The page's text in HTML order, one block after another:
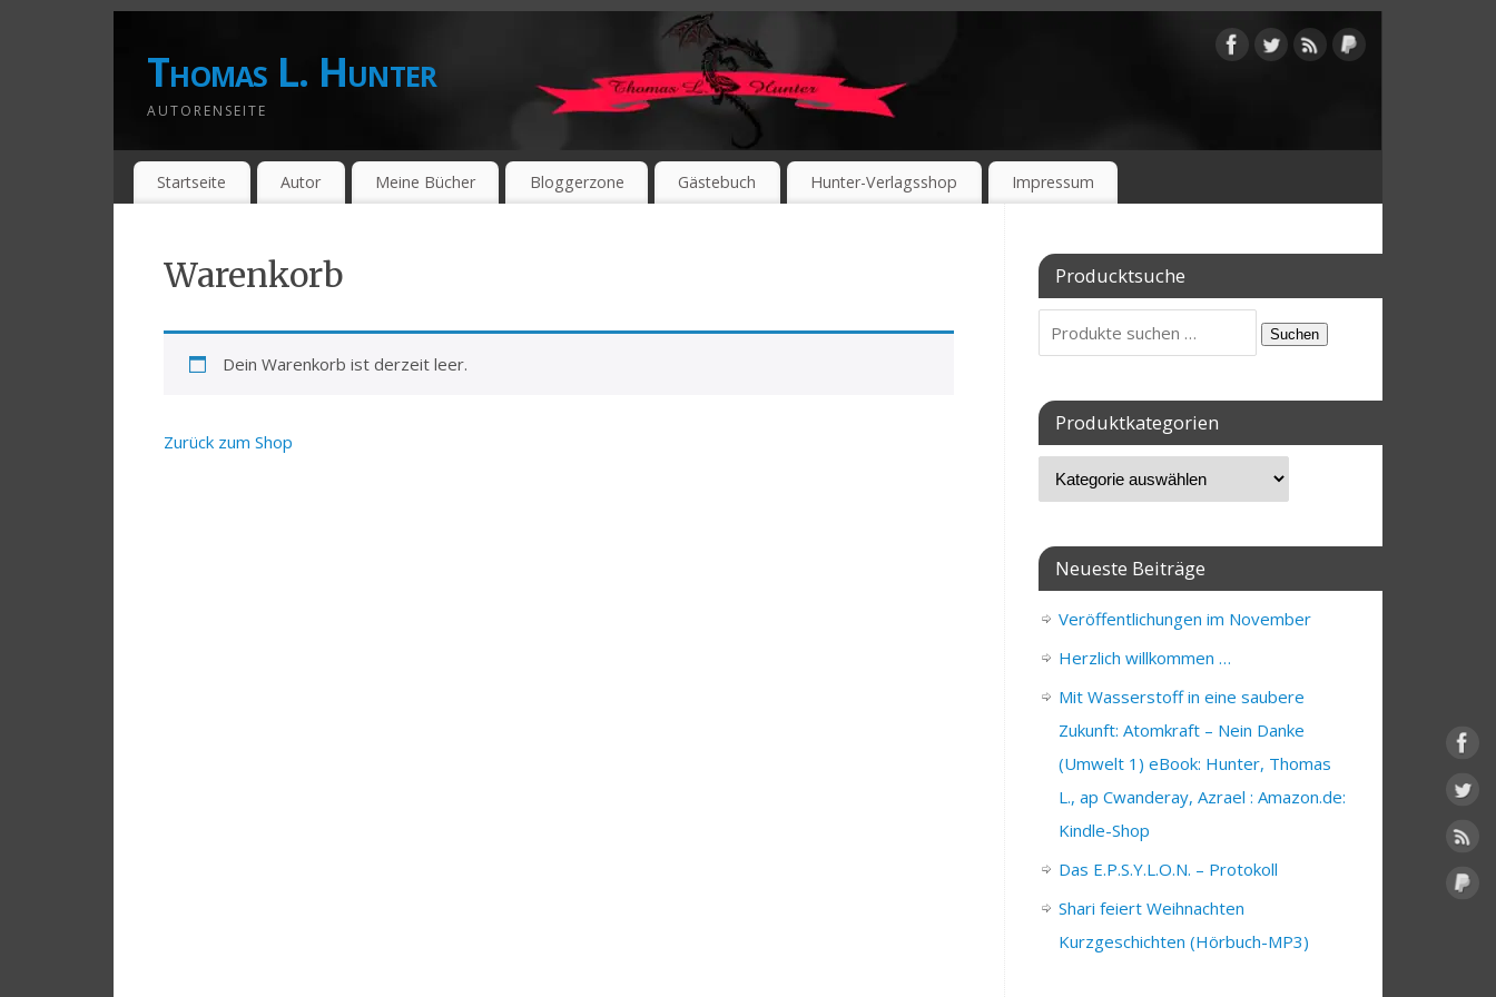
Thomas L. Hunter
AUTORENSEITE
Startseite Autor Meine Bücher Bloggerzone Gästebuch Hunter-Verlagsshop Impressum
Warenkorb
Dein Warenkorb ist derzeit leer.
Zurück zum Shop
Producktsuche
Suchen
Produktkategorien
Neueste Beiträge
Veröffentlichungen im November
Herzlich willkommen …
Mit Wasserstoff in eine saubere
Zukunft: Atomkraft – Nein Danke
(Umwelt 1) eBook: Hunter, Thomas
L., ap Cwanderay, Azrael : Amazon.de:
Kindle-Shop
Das E.P.S.Y.L.O.N. – Protokoll
Shari feiert Weihnachten
Kurzgeschichten (Hörbuch-MP3)